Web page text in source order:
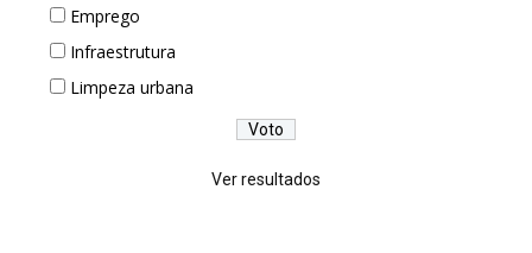
Emprego
Infraestrutura
Limpeza urbana
Ver resultados